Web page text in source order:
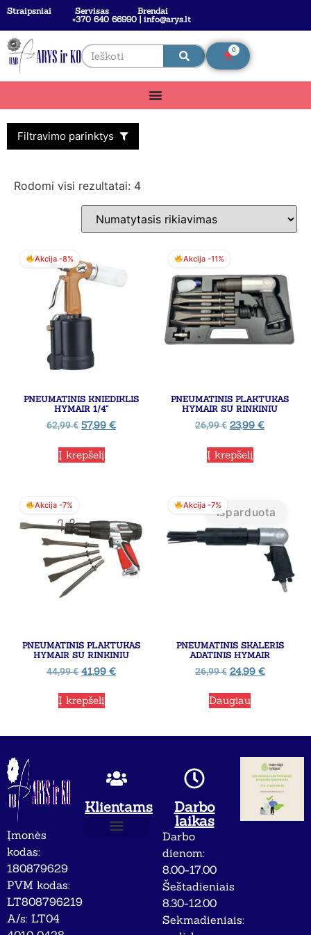
Straipsniai Servisas
Brendai
+370 640 66990 | info@arys.lt
0
Filtravimo parinktys
Rodomi visi rezultatai: 4
Akcija -8%
PNEUMATINIS KNIEDIKLIS
HYMAIR 1/4”
62,99€ 57,99 €
Į krepšelį
Akcija -11%
PNEUMATINIS PLAKTUKAS
HYMAIR SU RINKINIU
26,99€ 23,99 €
Į krepšelį
Akcija -7%
PNEUMATINIS PLAKTUKAS
HYMAIR SU RINKINIU
44,99€ 41,99 €
Į krepšelį
Akcija -7%
Išparduota
PNEUMATINIS SKALERIS
ADATINIS HYMAIR
26,99€ 24,99 €
Daugiau
Įmonės
kodas:
180879629
PVM kodas:
LT808796219
A/s: LT04
Klientams
Darbo
laikas
Darbo
dienom:
8.00-17.00
Šeštadieniais
8.30-12.00
Sekmadieniais: